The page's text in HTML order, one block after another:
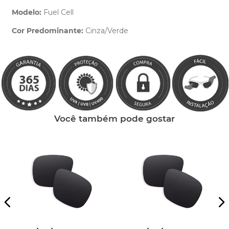
Modelo: Fuel Cell
Cor Predominante: Cinza/Verde
Você também pode gostar